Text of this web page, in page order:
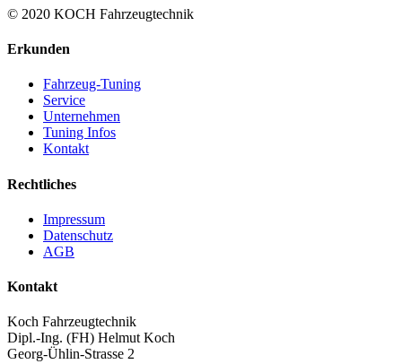
© 2020 KOCH Fahrzeugtechnik
Erkunden
Fahrzeug-Tuning
Service
Unternehmen
Tuning Infos
Kontakt
Rechtliches
Impressum
Datenschutz
AGB
Kontakt
Koch Fahrzeugtechnik
Dipl.-Ing. (FH) Helmut Koch
Georg-Ühlin-Strasse 2